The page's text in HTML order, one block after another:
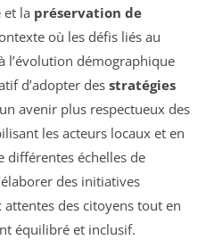
la préservation de
où les défis liés au
l’évolution démographique
d’adopter des stratégies
avenir plus respectueux des
les acteurs locaux et en
échelles de
des initiatives
des citoyens tout en
équilibré et inclusif.